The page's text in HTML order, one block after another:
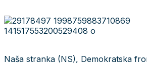
Naša stranka (NS), Demokratska